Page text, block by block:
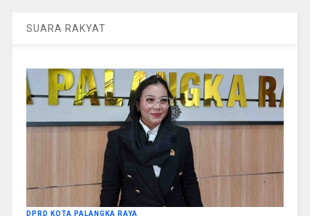
SUARA RAKYAT
DPRD KOTA PALANGKA RAYA